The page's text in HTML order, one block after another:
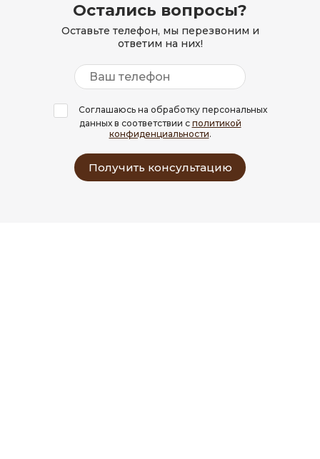
Остались вопросы?
Оставьте телефон, мы перезвоним и
ответим на них!
Соглашаюсь на обработку персональных
данных в соответствии с политикой
конфиденциальности.
Получить консультацию